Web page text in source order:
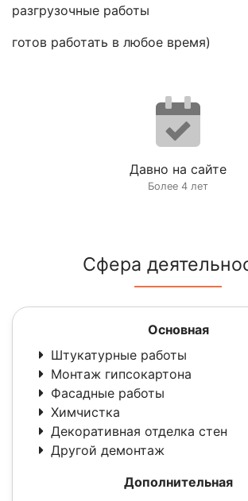
разгрузочные работы
готов работать в любое время)
Давно на сайте
Более 4 лет
Сфера
Основная
Штукатурные работы
Монтаж гипсокартона
Фасадные работы
Химчистка
Декоративная отделка стен
Другой демонтаж
Дополнительная